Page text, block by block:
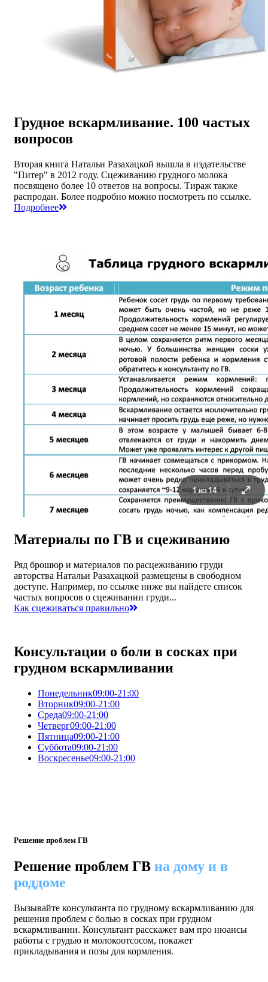
Грудное вскармливание. 100 частых
вопросов
Вторая книга Натальи Разахацкой вышла в издательстве
"Питер" в 2012 году. Сцеживанию грудного молока
посвящено более 10 ответов на вопросы. Тираж также
распродан. Более подробно можно посмотреть по ссылке.
Подробнее
Материалы по ГВ и сцеживанию
Ряд брошюр и материалов по расцеживанию груди
авторства Натальи Разахацкой размещены в свободном
доступе. Например, по ссылке ниже вы найдете список
частых вопросов о сцеживании груди...
Как сцеживаться правильно
Консультации о боли в сосках при
грудном вскармливании
Понедельник09:00-21:00
Вторник09:00-21:00
Среда09:00-21:00
Четверг09:00-21:00
Пятница09:00-21:00
Суббота09:00-21:00
Воскресенье09:00-21:00
Решение проблем ГВ
Решение проблем ГВ на дому и в
роддоме
Вызывайте консультанта по грудному вскармливанию для
решения проблем с болью в сосках при грудном
вскармливании. Консультант расскажет вам про нюансы
работы с грудью и молокоотсосом, покажет
прикладывания и позы для кормления.